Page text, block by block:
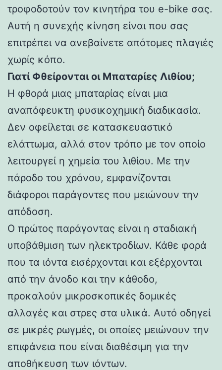
τροφοδοτούν τον κινητήρα του e-bike σας.
Αυτή η συνεχής κίνηση είναι που σας
επιτρέπει να ανεβαίνετε απότομες πλαγιές
χωρίς κόπο.
Γιατί Φθείρονται οι Μπαταρίες Λιθίου;
Η φθορά μιας μπαταρίας είναι μια
αναπόφευκτη φυσικοχημική διαδικασία.
Δεν οφείλεται σε κατασκευαστικό
ελάττωμα, αλλά στον τρόπο με τον οποίο
λειτουργεί η χημεία του λιθίου. Με την
πάροδο του χρόνου, εμφανίζονται
διάφοροι παράγοντες που μειώνουν την
απόδοση.
Ο πρώτος παράγοντας είναι η σταδιακή
υποβάθμιση των ηλεκτροδίων. Κάθε φορά
που τα ιόντα εισέρχονται και εξέρχονται
από την άνοδο και την κάθοδο,
προκαλούν μικροσκοπικές δομικές
αλλαγές και στρες στα υλικά. Αυτό οδηγεί
σε μικρές ρωγμές, οι οποίες μειώνουν την
επιφάνεια που είναι διαθέσιμη για την
αποθήκευση των ιόντων.